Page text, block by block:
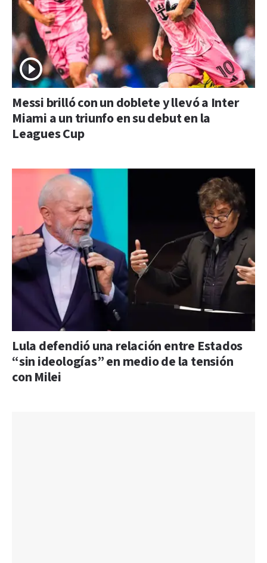
Messi brilló con un doblete y llevó a Inter
Miami a un triunfo en su debut en la
Leagues Cup
Lula defendió una relación entre Estados
“sin ideologías” en medio de la tensión
con Milei